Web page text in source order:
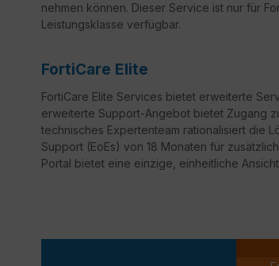
nehmen können. Dieser Service ist nur für
Leistungsklasse verfügbar.
FortiCare Elite
FortiCare Elite Services bietet erweiterte
erweiterte Support-Angebot bietet Zugang
technisches Expertenteam rationalisiert die
Support (EoEs) von 18 Monaten für
Portal bietet eine einzige, einheitliche